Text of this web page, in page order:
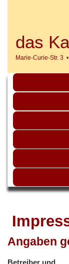
das
Marie-Curie-Str. 3
Angaben
Betreiber und